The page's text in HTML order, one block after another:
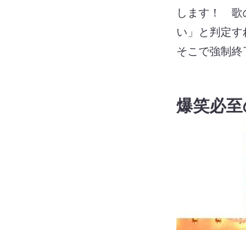
します！ 歌
い」と判定す
そこで強制終
爆笑必